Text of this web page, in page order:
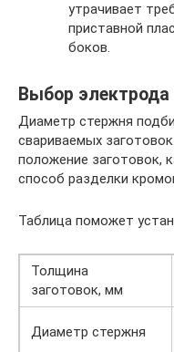
утрачивает
приставной
боков.
Выбор электрода
Диаметр стержня
свариваемых
положение заготовок,
способ разделки
Таблица поможет
Толщина
заготовок, мм
Диаметр стержня